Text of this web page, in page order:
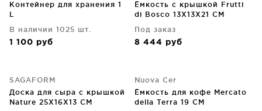
Контейнер для хранения 1
L
В наличии 1025 шт.
1 100 руб
Ёмкость с крышкой Frutti
di Bosco 13X13X21 CM
Под заказ
8 444 руб
SAGAFORM
Доска для сыра с крышкой
Nature 25X16X13 CM
Nuova Cer
Ёмкость для кофе Mercato
della Terra 19 CM